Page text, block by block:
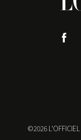
©2026